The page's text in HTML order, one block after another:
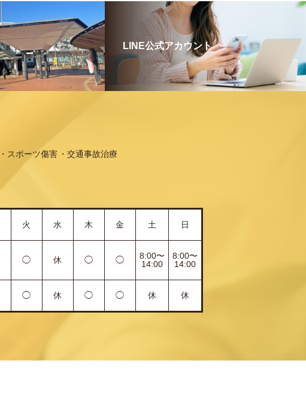
LINE公式アカウント
スポーツ傷害 交通事故治療
火 水 木 金 土 日
◯ 休 ◯ ◯
8:00〜
14:00
8:00〜
14:00
◯ 休 ◯ ◯ 休 休